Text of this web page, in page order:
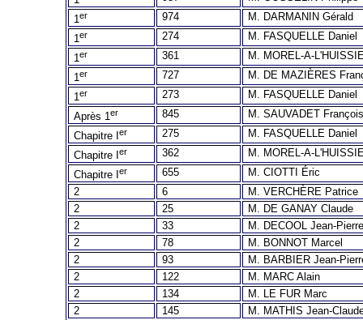
1er 974
M. DARMANIN Gérald
1er 274
M. FASQUELLE Daniel
1er 361
M. MOREL-A-
1er 727
M. DE MAZIÈRES
1er 273
M. FASQUELLE Daniel
Après 1er 845
M. SAUVADET
Chapitre Ier 275
M. FASQUELLE Daniel
Chapitre Ier 362
M. MOREL-A-
Chapitre Ier 655
M. CIOTTI Éric
2
6
M. VERCHÈRE Patrice
2
25
M. DE GANAY Claude
2
33
M. DECOOL Jean-
2
78
M. BONNOT Marcel
2
93
M. BARBIER Jean-
2
122
M. MARC Alain
2
134
M. LE FUR Marc
2
145
M. MATHIS Jean-